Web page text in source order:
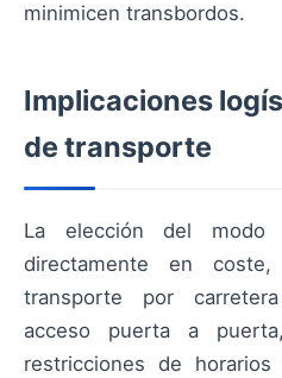
minimicen transbordos.
Implicaciones
de transporte
La elección del modo
directamente en
transporte por
acceso puerta a
restricciones de